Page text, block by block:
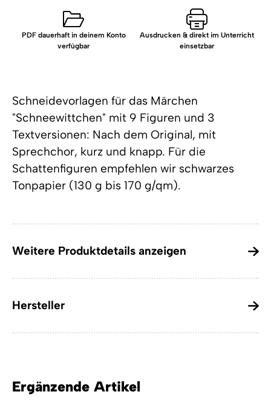
Schneidevorlagen für das Märchen
"Schneewittchen" mit 9 Figuren und 3
Textversionen: Nach dem Original, mit
Sprechchor, kurz und knapp. Für die
Schattenfiguren empfehlen wir schwarzes
Tonpapier (130 g bis 170 g/qm).
Weitere Produktdetails anzeigen
Hersteller
PDF dauerhaft in deinem Konto
verfügbar
Ausdrucken & direkt im Unterricht
einsetzbar
Ergänzende Artikel